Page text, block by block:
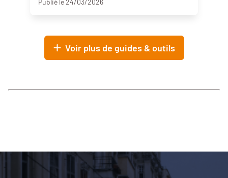
Publié le 24/03/2026
Voir plus de guides & outils